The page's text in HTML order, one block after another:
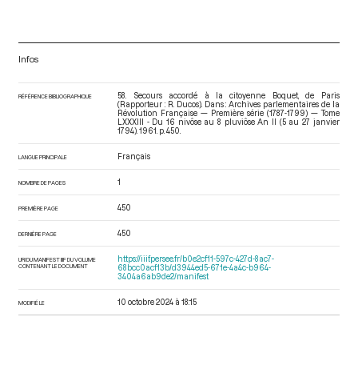
Infos
RÉFÉRENCE BIBLIOGRAPHIQUE
58. Secours accordé à la citoyenne Boquet, de Paris
(Rapporteur : R. Ducos). Dans : Archives parlementaires de la
Révolution Française — Première série (1787-1799) — Tome
LXXXIII - Du 16 nivôse au 8 pluviôse An II (5 au 27 janvier
1794) . 1961. p. 450.
LANGUE PRINCIPALE Français
NOMBRE DE PAGES 1
PREMIÈRE PAGE 450
DERNIÈRE PAGE 450
URI DU MANIFEST IIIF DU VOLUME
CONTENANT LE DOCUMENT
https://iiif.persee.fr/b0e2cf11-597c-427d-8ac7-
68bcc0acf13b/d3944ed5-671e-4a4c-b964-
3404a6ab9de2/manifest
MODIFIÉ LE 10 octobre 2024 à 18:15